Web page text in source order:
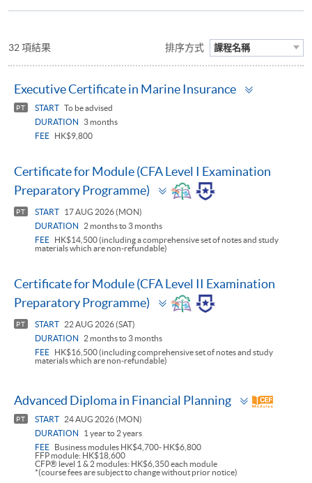
32 項結果 排序方式 課程名稱
Executive Certificate in Marine Insurance
PT START To be advised
DURATION
3 months
FEE
HK$9,800
Certificate for Module (CFA Level I Examination
Preparatory Programme)
Toggle
panel
PT START
17 AUG 2026 (MON)
DURATION
2 months to 3 months
FEE
HK$14,500 (including a comprehensive set of notes and study
materials which are non-refundable)
Certificate for Module (CFA Level II Examination
Preparatory Programme)
Toggle
panel
PT START
22 AUG 2026 (SAT)
DURATION
2 months to 3 months
FEE
HK$16,500 (including comprehensive set of notes and study
materials which are non-refundable)
Advanced Diploma in Financial Planning
Toggle
panel
PT START
24 AUG 2026 (MON)
DURATION
1 year to 2 years
FEE
Business modules HK$4,700- HK$6,800
FFP module: HK$18,600
CFP® level 1 & 2 modules: HK$6,350 each module
*(course fees are subject to change without prior notice)